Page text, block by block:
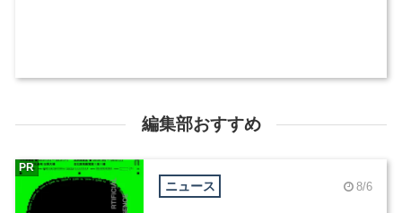
編集部おすすめ
ニュース 8/6
PR